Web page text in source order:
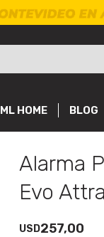
ML HOME BLOG
Alarma
Evo
USD257,00